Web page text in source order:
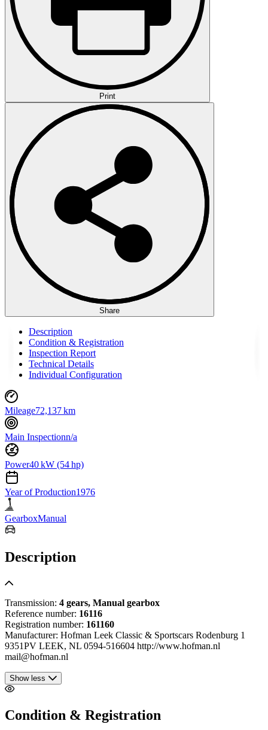
Print
Share
Description
Condition & Registration
Inspection Report
Technical Details
Individual Configuration
Mileage72,137 km
Main Inspectionn/a
Power40 kW (54 hp)
Year of Production1976
GearboxManual
Description
Transmission: 4 gears, Manual gearbox
Reference number: 16116
Registration number: 161160
Manufacturer: Hofman Leek Classic & Sportscars Rodenburg 1
9351PV LEEK, NL 0594-516604 http://www.hofman.nl
mail@hofman.nl
Show less
Condition & Registration